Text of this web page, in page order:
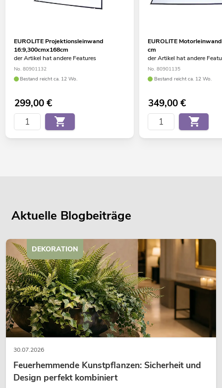
EUROLITE Projektionsleinwand
16:9,300cmx168cm
der Artikel hat andere Features
No. 80901132
Bestand reicht ca. 12 Wo.
299,00€
EUROLITE
cm
der Artikel hat andere
No. 80901135
Bestand reicht ca. 12 Wo.
349,00€
Aktuelle Blogbeiträge
30.07.2026
Feuerhemmende Kunstpflanzen: Sicherheit und
Design perfekt kombiniert
DEKORATION